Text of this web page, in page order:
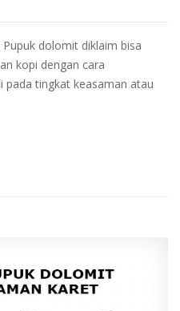
dolomit diklaim bisa
kopi dengan cara
pada tingkat keasaman atau